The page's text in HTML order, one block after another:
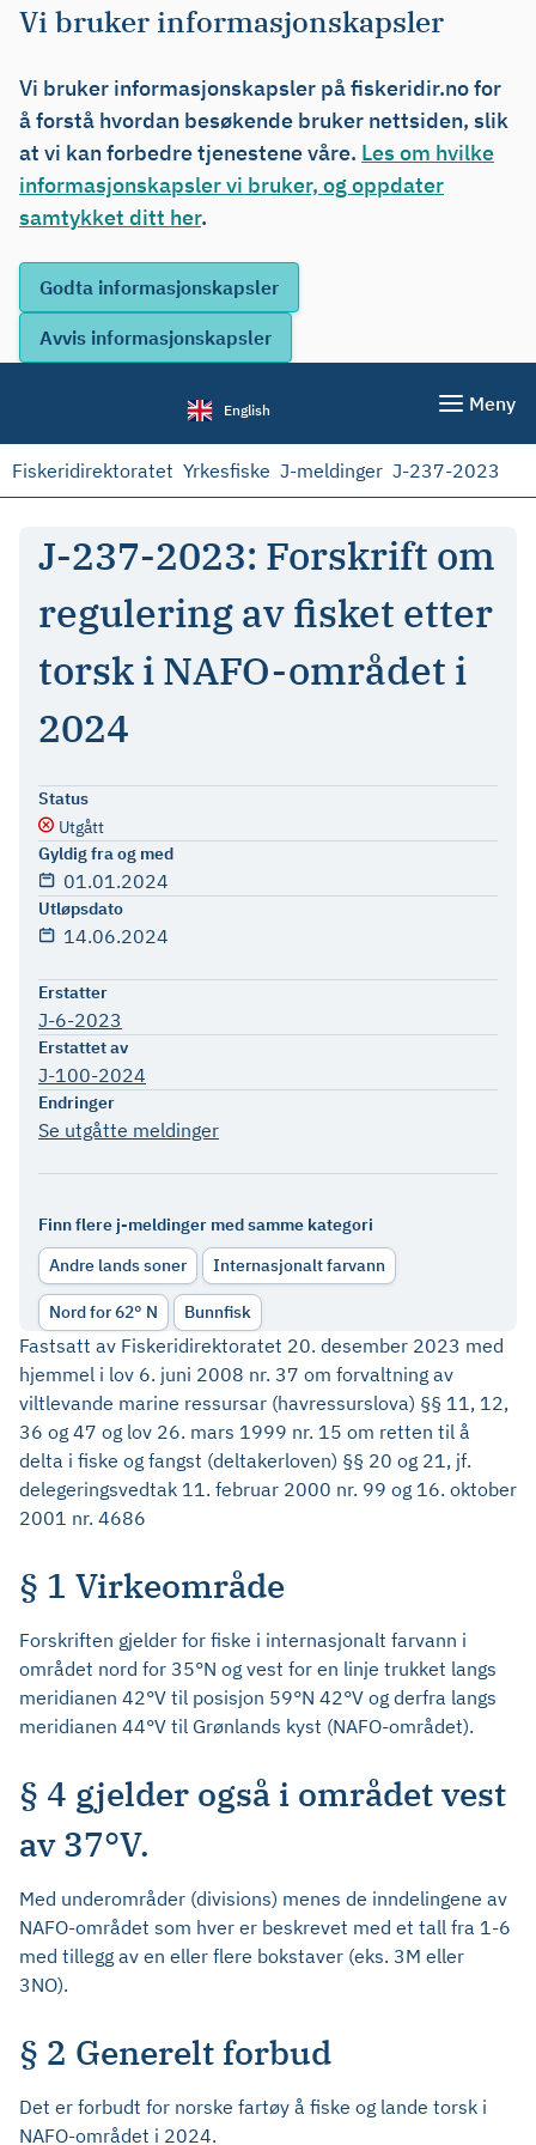
Vi bruker informasjonskapsler
Vi bruker informasjonskapsler på fiskeridir.no for
å forstå hvordan besøkende bruker nettsiden, slik
at vi kan forbedre tjenestene våre. Les om hvilke
informasjonskapsler vi bruker, og oppdater
samtykket ditt her.
English Meny
Fiskeridirektoratet Yrkesfiske J-meldinger J-237-2023
J-237-2023: Forskrift om
regulering av fisket etter
torsk i NAFO-området i
2024
Status
Utgått
Gyldig fra og med
01.01.2024
Utløpsdato
14.06.2024
Erstatter
J-6-2023
Erstattet av
J-100-2024
Endringer
Se utgåtte meldinger
Finn flere j-meldinger med samme kategori
Andre lands soner
Internasjonalt farvann
Nord for 62° N Bunnfisk
Fastsatt av Fiskeridirektoratet 20. desember 2023 med
hjemmel i lov 6. juni 2008 nr. 37 om forvaltning av
viltlevande marine ressursar (havressurslova) §§ 11, 12,
36 og 47 og lov 26. mars 1999 nr. 15 om retten til å
delta i fiske og fangst (deltakerloven) §§ 20 og 21, jf.
delegeringsvedtak 11. februar 2000 nr. 99 og 16. oktober
2001 nr. 4686
§ 1 Virkeområde
Forskriften gjelder for fiske i internasjonalt farvann i
området nord for 35°N og vest for en linje trukket langs
meridianen 42°V til posisjon 59°N 42°V og derfra langs
meridianen 44°V til Grønlands kyst (NAFO-området).
§ 4 gjelder også i området vest
av 37°V.
Med underområder (divisions) menes de inndelingene av
NAFO-området som hver er beskrevet med et tall fra 1-6
med tillegg av en eller flere bokstaver (eks. 3M eller
3NO).
§ 2 Generelt forbud
Det er forbudt for norske fartøy å fiske og lande torsk i
NAFO-området i 2024.